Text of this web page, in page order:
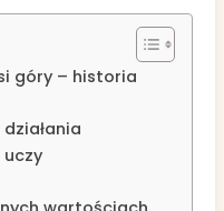
góry – historia